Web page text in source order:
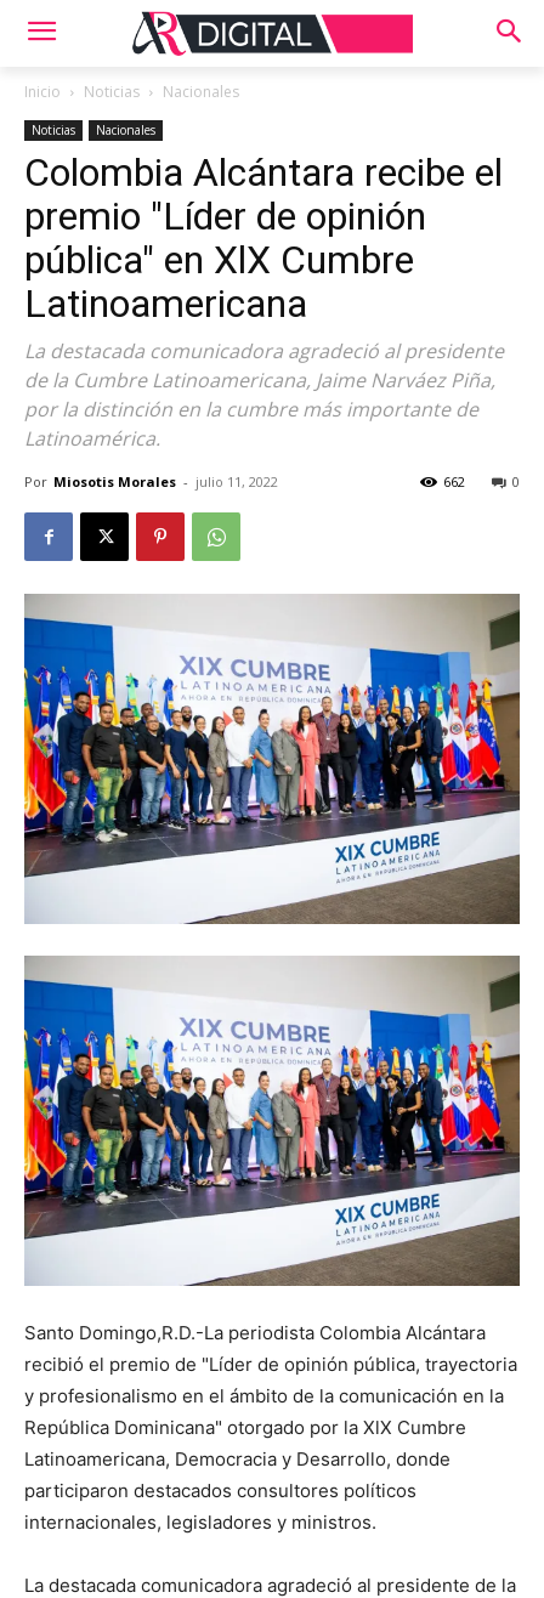
Inicio Noticias Nacionales
Noticias Nacionales
Colombia Alcántara recibe el
premio "Líder de opinión
pública" en XlX Cumbre
Latinoamericana
La destacada comunicadora agradeció al presidente
de la Cumbre Latinoamericana, Jaime Narváez Piña,
por la distinción en la cumbre más importante de
Latinoamérica.
Por Miosotis Morales - julio 11, 2022 0
662
Santo Domingo,R.D.-La periodista Colombia Alcántara
recibió el premio de "Líder de opinión pública, trayectoria
y profesionalismo en el ámbito de la comunicación en la
República Dominicana" otorgado por la XlX Cumbre
Latinoamericana, Democracia y Desarrollo, donde
participaron destacados consultores políticos
internacionales, legisladores y ministros.
La destacada comunicadora agradeció al presidente de la